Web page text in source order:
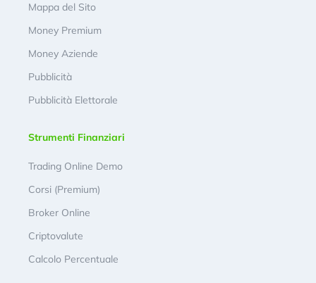
Mappa del Sito
Money Premium
Money Aziende
Pubblicità
Pubblicità Elettorale
Strumenti Finanziari
Trading Online Demo
Corsi (Premium)
Broker Online
Criptovalute
Calcolo Percentuale